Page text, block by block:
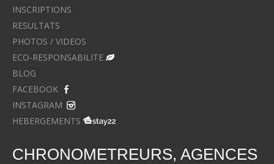
INSCRIPTIONS
RESULTATS
PHOTOS / VIDEOS
ECO-RESPONSABILITE
BLOG
FACEBOOK
INSTAGRAM
HEBERGEMENTS
CHRONOMETREURS, AGENCES